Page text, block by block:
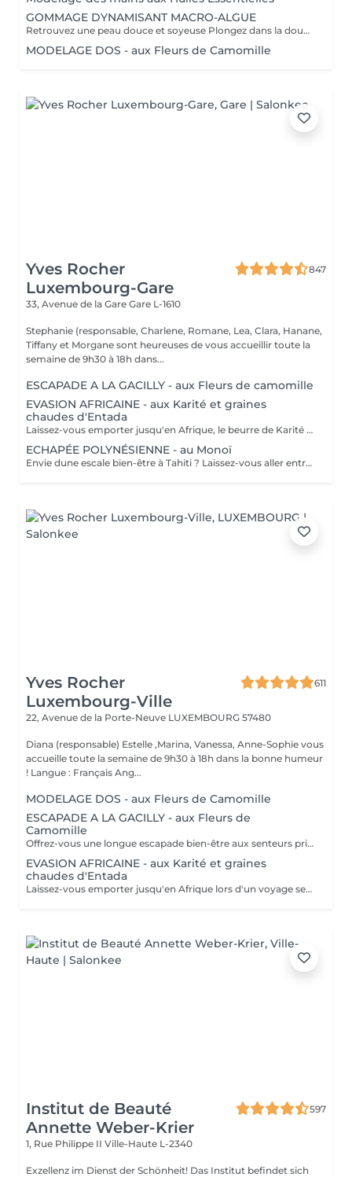
GOMMAGE DYNAMISANT MACRO-ALGUE
Retrouvez une peau douce et soyeuse Plongez dans la douceur tropicale dIndonésie à travers les notes épicées des huiles essentielles de Girofle et de Muscade. Ce gommage aux effluves chauds et naturels vous transporte tout en exfoliant délicatement votre peau : elle est douce, lumineuse et satinée.
MODELAGE DOS - aux Fleurs de Camomille
Yves Rocher
Luxembourg-Gare
847
33, Avenue de la Gare Gare L-1610
Stephanie (responsable, Charlene, Romane, Lea, Clara, Hanane,
Tiffany et Morgane sont heureuses de vous accueillir toute la
semaine de 9h30 à 18h dans...
ESCAPADE A LA GACILLY - aux Fleurs de camomille
EVASION AFRICAINE - aux Karité et graines
chaudes d'Entada
Laissez-vous emporter jusqu'en Afrique, le beurre de Karité chauffé devient une huile tiède nourrissante qui enveloppe votre corps dans une infinie douceur. Les graines d'Entada porte-bonheur sont ensuite glissées tout le long du corps délivrant une douce chaleur bienfaisante.
ECHAPÉE POLYNÉSIENNE - au Monoï
Envie dune escale bien-être à Tahiti ? Laissez-vous aller entre nos mains, lors dun voyage des sens à lhuile de Monoï. Secret de beauté des vahinés, le Monoï est extrait des fleurs de Tiaré, emblèmes de Tahiti. Ce modelage inspiré de la tradition ancestrale polynésienne permet à lensemble de votre corps de retrouver son harmonie. De longs mouvements des mains et des avant-bras, au rythme du va-et-vient des vagues, chassent les toxines et libèrent les tensions. Votre corps et votre esprit sont apaisés. Vous repartez avec la peau soyeuse et parfumée du divin sillage des fleurs de Tahiti.
Yves Rocher
Luxembourg-Ville
611
22, Avenue de la Porte-Neuve LUXEMBOURG 57480
Diana (responsable) Estelle ,Marina, Vanessa, Anne-Sophie vous
accueille toute la semaine de 9h30 à 18h dans la bonne humeur
! Langue : Français Ang...
MODELAGE DOS - aux Fleurs de Camomille
ESCAPADE A LA GACILLY - aux Fleurs de
Camomille
Offrez-vous une longue escapade bien-être aux senteurs printanières de Camomille, fleur emblématique de nos champs à la Gacilly. le temps s'est arrêté. Incroyablement relaxé et en harmonie, votre corps et votre esprits retrouvent leur équilibre.
EVASION AFRICAINE - aux Karité et graines
chaudes d'Entada
Laissez-vous emporter jusqu'en Afrique lors d'un voyage sensoriel. Le beurre de karité chauffé devient une huile tiède nourrissante qui enveloppe votre corps dans une infinie douceur. Les graines d'Entada chaudes sont ensuite glissées le long du corps, délivrant une douce chaleur bienfaisante. La chaleur de ce soin favorise la relaxation.
Institut de Beauté
Annette Weber-Krier
597
1, Rue Philippe II Ville-Haute L-2340
Exzellenz im Dienst der Schönheit! Das Institut befindet sich